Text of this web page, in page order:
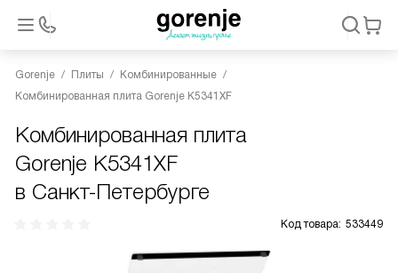
Gorenje Плиты
Комбинированные
Комбинированная плита Gorenje K5341XF
Комбинированная плита
Gorenje K5341XF
в Санкт-Петербурге
Код товара: 533449